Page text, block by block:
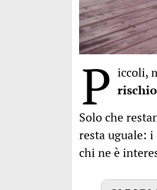
P iccoli,
Solo che
resta uguale:
chi ne è